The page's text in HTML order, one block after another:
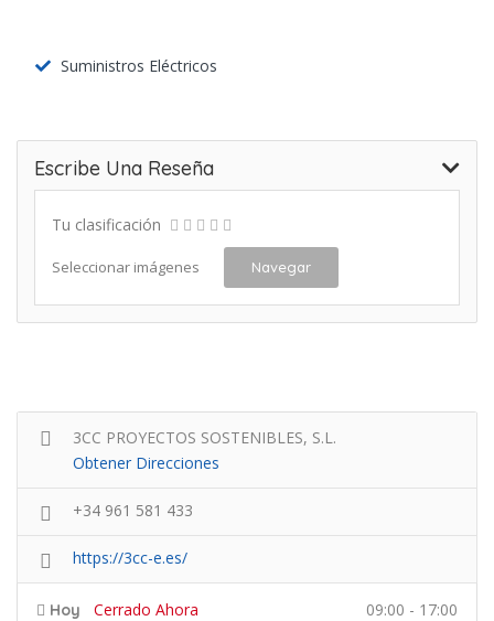
Suministros Eléctricos
Escribe Una Reseña
Tu clasificación
Seleccionar imágenes Navegar
3CC PROYECTOS SOSTENIBLES, S.L.
Obtener Direcciones
+34 961 581 433
https://3cc-e.es/
Hoy Cerrado Ahora 09:00 - 17:00